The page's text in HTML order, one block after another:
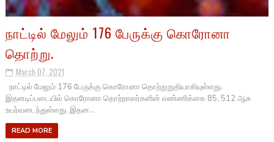
நாட்டில் மேலும் 176 பேருக்கு கொரோனா
தொற்று.
March 07, 2021
நாட்டில் மேலும் 176 பேருக்கு கொரோனா தொற்றுறுதியாகியுள்ளது.
இதனடிப்படையில் கொரோனா தொற்றாளர்களின் எண்ணிக்கை 85, 512 ஆக
உயர்வடைந்துள்ளது. இதன...
READ MORE